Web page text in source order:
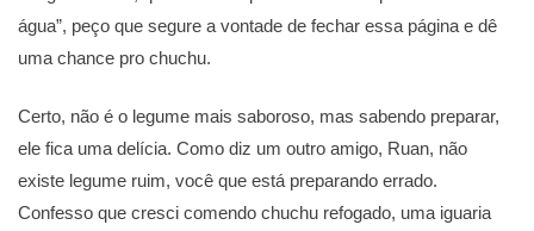
água”, peço que segure a vontade de fechar essa página e dê
uma chance pro chuchu.
Certo, não é o legume mais saboroso, mas sabendo preparar,
ele fica uma delícia. Como diz um outro amigo, Ruan, não
existe legume ruim, você que está preparando errado.
Confesso que cresci comendo chuchu refogado, uma iguaria